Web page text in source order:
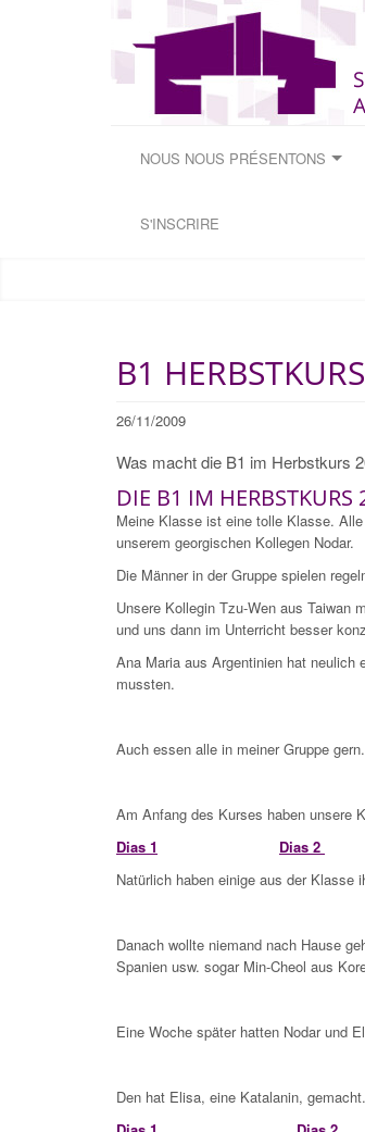
NOUS NOUS PRÉSENTONS
S'INSCRIRE
B1
26/11/2009
Was macht die B1 im Herbstkurs
DIE B1 IM HERBSTKURS
Meine Klasse ist eine tolle Klasse.
unserem georgischen Kollegen Nodar.
Die Männer in der Gruppe spielen
Unsere Kollegin Tzu-Wen aus Taiwan
und uns dann im Unterricht besser
Ana Maria aus Argentinien hat neulich
mussten.
Auch essen alle in meiner Gruppe
Am Anfang des Kurses haben unsere
Dias 1
Dias 2
Natürlich haben einige aus der Klasse
Danach wollte niemand nach Hause
Spanien usw. sogar Min-Cheol aus
Eine Woche später hatten Nodar und
Den hat Elisa, eine Katalanin,